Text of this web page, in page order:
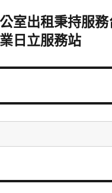
室出租秉持服
日立服務站